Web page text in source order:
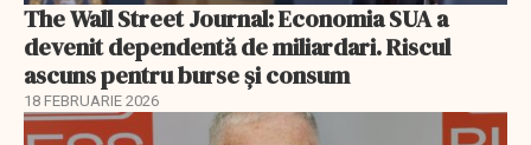
The Wall Street Journal: Economia SUA a
devenit dependentă de miliardari. Riscul
ascuns pentru burse și consum
18 FEBRUARIE 2026
EXCLUSIV